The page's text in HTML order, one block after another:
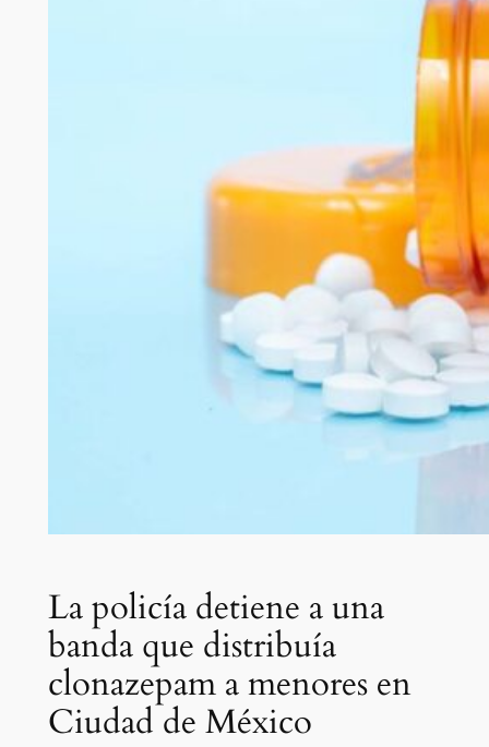
La policía detiene a una
banda que distribuía
clonazepam a menores en
Ciudad de México